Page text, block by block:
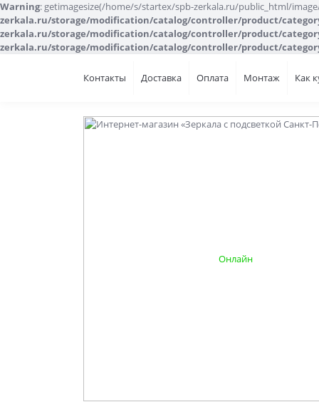
Warning: getimagesize(/home/s/startex/spb-zerkala.ru/public_html/
zerkala.ru/storage/modification/catalog/controller/product/
zerkala.ru/storage/modification/catalog/controller/product/
zerkala.ru/storage/modification/catalog/controller/product/
Контакты Доставка Оплата Монтаж Как
Онлайн